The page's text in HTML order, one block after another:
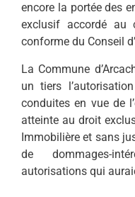
encore la portée des
exclusif accordé au
conforme du Conseil
La Commune
un tiers
conduites en vue de
atteinte au droit
Immobilière et sans
de dommages-
autorisations qui